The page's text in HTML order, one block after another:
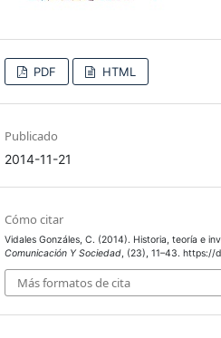
PDF HTML
Publicado
2014-11-21
Cómo citar
Vidales Gonzáles, C. (2014). Historia, teoría e
Comunicación Y Sociedad, (23), 11–43. https://
Más formatos de cita